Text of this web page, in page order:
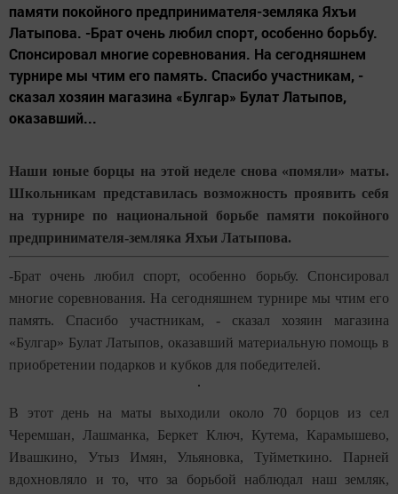
памяти покойного предпринимателя-земляка Яхъи
Латыпова. -Брат очень любил спорт, особенно борьбу.
Спонсировал многие соревнования. На сегодняшнем
турнире мы чтим его память. Спасибо участникам, -
сказал хозяин магазина «Булгар» Булат Латыпов,
оказавший...
Наши юные борцы на этой неделе снова «помяли» маты.
Школьникам представилась возможность проявить себя
на турнире по национальной борьбе памяти покойного
предпринимателя-земляка Яхъи Латыпова.
-Брат очень любил спорт, особенно борьбу. Спонсировал
многие соревнования. На сегодняшнем турнире мы чтим его
память. Спасибо участникам, - сказал хозяин магазина
«Булгар» Булат Латыпов, оказавший материальную помощь в
приобретении подарков и кубков для победителей.
В этот день на маты выходили около 70 борцов из сел
Черемшан, Лашманка, Беркет Ключ, Кутема, Карамышево,
Ивашкино, Утыз Имян, Ульяновка, Туйметкино. Парней
вдохновляло и то, что за борьбой наблюдал наш земляк,